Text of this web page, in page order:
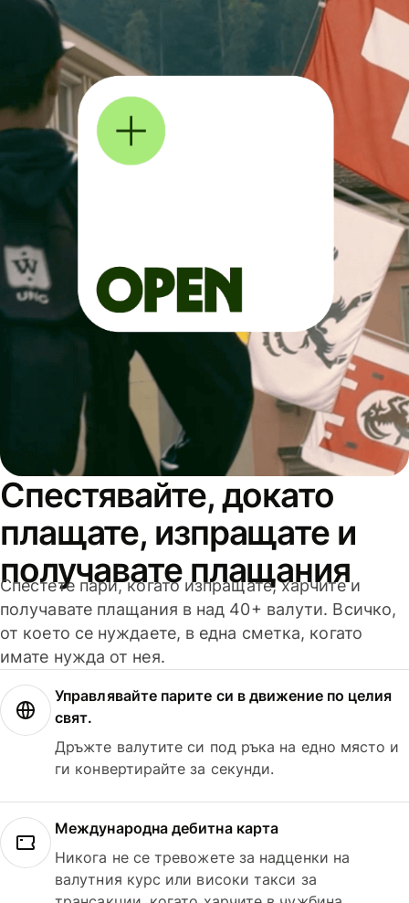
Спестявайте, докато
плащате, изпращате и
получавате плащания
Спестете пари, когато изпращате, харчите и
получавате плащания в над 40+ валути. Всичко,
от което се нуждаете, в една сметка, когато
имате нужда от нея.
Управлявайте парите си в движение по целия
свят.
Дръжте валутите си под ръка на едно място и
ги конвертирайте за секунди.
Международна дебитна карта
Никога не се тревожете за надценки на
валутния курс или високи такси за